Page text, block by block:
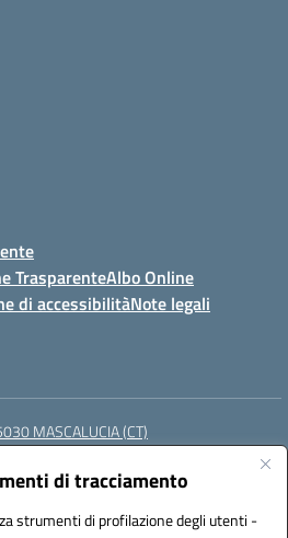
di tracciamento
strumenti di profilazione degli utenti -
TrasparenteAlbo Online
di accessibilitàNote legali
MASCALUCIA (CT)
ctic8bc002@pec.istruzione.it